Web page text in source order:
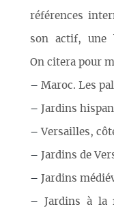
références
son actif, une
On citera pour
– Maroc. Les
– Jardins
– Versailles,
– Jardins de
– Jardins
– Jardins à la